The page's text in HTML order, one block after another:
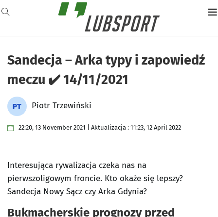
Sandecja – Arka typy i zapowiedź
meczu ✔️ 14/11/2021
Piotr Trzewiński
22:20, 13 November 2021 | Aktualizacja : 11:23, 12 April 2022
Interesująca rywalizacja czeka nas na
pierwszoligowym froncie. Kto okaże się lepszy?
Sandecja Nowy Sącz czy Arka Gdynia?
Bukmacherskie prognozy przed